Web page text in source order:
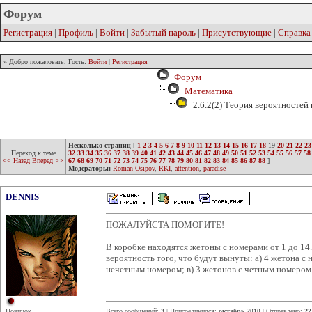
Форум
Регистрация | Профиль | Войти | Забытый пароль | Присутствующие | Справка
» Добро пожаловать, Гость: Войти | Регистрация
Форум
Математика
2.6.2(2) Теория вероятностей
Переход к теме
<< Назад Вперед >>
Несколько страниц [ 1 2 3 4 5 6 7 8 9 10 11 12 13 14 15 16 17 18 19 20 21 22 23
32 33 34 35 36 37 38 39 40 41 42 43 44 45 46 47 48 49 50 51 52 53 54 55 56 57 58
67 68 69 70 71 72 73 74 75 76 77 78 79 80 81 82 83 84 85 86 87 88 ]
Модераторы: Roman Osipov, RKI attention paradise
DENNIS
ПОЖАЛУЙСТА ПОМОГИТЕ!
В коробке находятся жетоны с номерами от 1 до
вероятность того, что будут вынуты: а) 4 жетона
нечетным номером; в) 3 жетонов с четным